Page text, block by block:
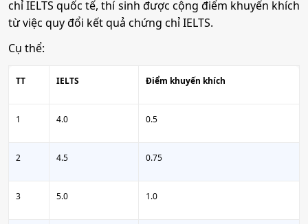
chỉ IELTS quốc tế, thí sinh được cộng điểm khuyến khích
từ việc quy đổi kết quả chứng chỉ IELTS.
Cụ thể:
TT IELTS Điểm khuyến khích
1 4.0 0.5
2 4.5 0.75
3 5.0 1.0